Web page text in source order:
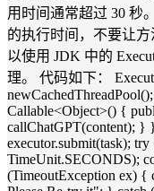
用时间通常超过 30 秒
的执行时间，不要让
以使用 JDK 中的
理。 代码如下：
Callable<Object>() {
callChatGPT(content); }
executor.submit(task);
TimeUnit.SECONDS);
(TimeoutException ex) {